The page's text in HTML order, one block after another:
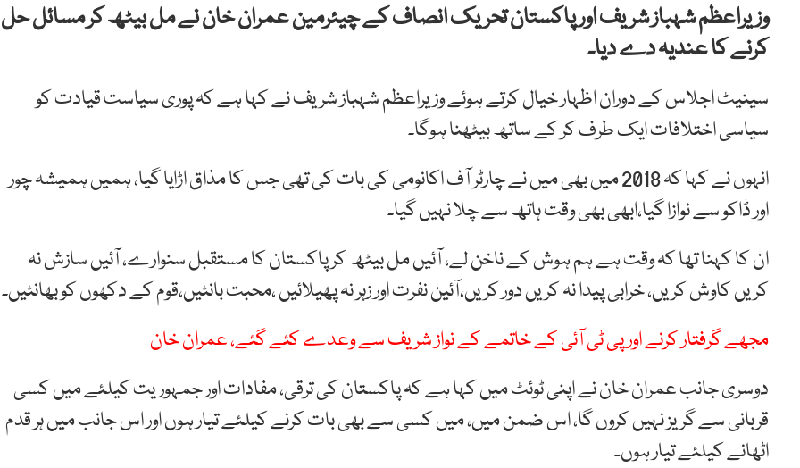
وزیراعظم شہباز شریف اور پاکستان تحریک انصاف کے چیئرمین عمران خان نے مل بیٹھ کر مسائل حل
کرنے کا عندیہ دے دیا۔
سینیٹ اجلاس کے دوران اظہار خیال کرتے ہوئے وزیراعظم شہباز شریف نے کہا ہے کہ پوری سیاست قیادت کو
سیاسی اختلافات ایک طرف کر کے ساتھ بیٹھنا ہوگا۔
انہوں نے کہا کہ 2018 میں بھی میں نے چارٹر آف اکانومی کی بات کی تھی جس کا مذاق اڑایا گیا، ہمیں ہمیشہ چور
اور ڈاکو سے نوازا گیا،ابھی بھی وقت ہاتھ سے چلا نہیں گیا۔
ان کا کہنا تھا کہ وقت ہے ہم ہوش کے ناخن لے، آئیں مل بیٹھ کر پاکستان کا مستقبل سنوارے، آئیں سازش نہ
کریں کاوش کریں، خرابی پیدا نہ کریں دور کریں،آئین نفرت اور زہر نہ پھیلائیں ،محبت بانٹیں،قوم کے دکھوں کو بھانٹیں۔
مجھے گرفتار کرنے اور پی ٹی آئی کے خاتمے کے نواز شریف سے وعدے کئے گئے، عمران خان
دوسری جانب عمران خان نے اپنی ٹوئٹ میں کہا ہے کہ پاکستان کی ترقی، مفادات اور جمہوریت کیلئے میں کسی
قربانی سے گریز نہیں کروں گا، اس ضمن میں، میں کسی سے بھی بات کرنے کیلئے تیار ہوں اور اس جانب میں ہر قدم
اٹھانے کیلئے تیار ہوں۔